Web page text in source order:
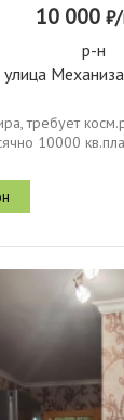
10 000
р-н
улица
требует
10000